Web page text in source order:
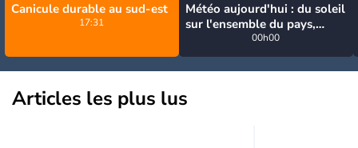
Canicule durable au sud-est
17:31
Météo aujourd'hui : du soleil
sur l'ensemble du pays,
jusqu'à 40°C au sud-est
00h00
Articles les plus lus